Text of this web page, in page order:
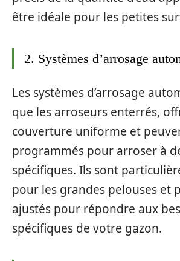
être idéale pour les petites
2. Systèmes d’arrosage
Les systèmes d’arrosage
que les arroseurs enterrés,
couverture uniforme et
programmés pour arroser à
spécifiques. Ils sont
pour les grandes pelouses et
ajustés pour répondre aux
spécifiques de votre gazon.